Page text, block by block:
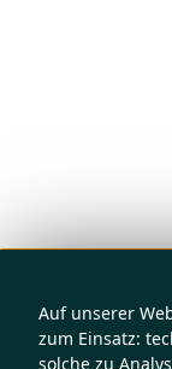
Auf unserer
zum Einsatz:
solche zu